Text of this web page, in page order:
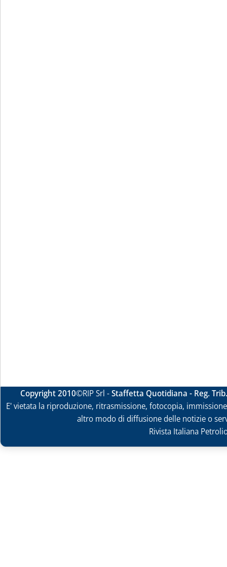
Copyright 2010©RIP Srl -Staffetta Quotidiana - Reg.
E' vietata la riproduzione, ritrasmissione, fotocopia,
altro modo di diffusione delle notizie o
Rivista Italiana